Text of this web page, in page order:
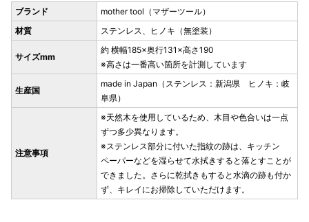
ブランド
mother tool（マザーツール）
材質
ステンレス、ヒノキ（無塗装）
サイズmm
約 横幅185×奥行131×高さ190
※高さは一番高い箇所を計測しています
生産国
made in Japan（ステンレス：新潟県 ヒノキ：岐
阜県）
注意事項
※天然木を使用しているため、木目や色合いは一点
ずつ多少異なります。
※ステンレス部分に付いた指紋の跡は、キッチン
ペーパーなどを湿らせて水拭きすると落とすことが
できました。さらに乾拭きもすると水滴の跡も付か
ず、キレイにお掃除していただけます。